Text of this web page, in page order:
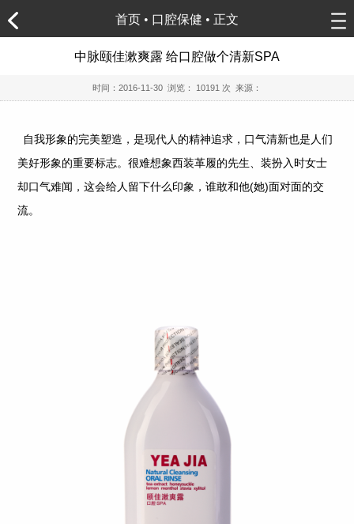
首页 • 口腔保健 • 正文
中脉颐佳漱爽露 给口腔做个清新SPA
时间： 2016-11-30 浏览： 10191 次 来源：
自我形象的完美塑造，是现代人的精神追求，口气清新也是人们
美好形象的重要标志。很难想象西装革履的先生、装扮入时女士
却口气难闻，这会给人留下什么印象，谁敢和他(她)面对面的交
流。